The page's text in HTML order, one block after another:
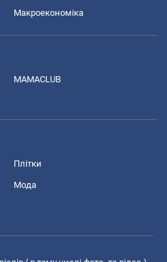
Макроекономіка
MAMACLUB
Плітки
Мода